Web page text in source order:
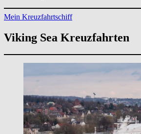
Mein Kreuzfahrtschiff
Viking Sea Kreuzfahrten